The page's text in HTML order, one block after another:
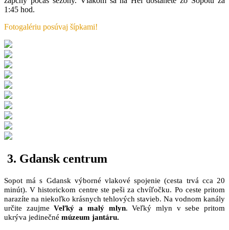
1:45 hod.
Fotogalériu posúvaj šípkami!
3. Gdansk centrum
Sopot má s Gdansk výborné vlakové spojenie (cesta trvá cca 20
minút). V historickom centre ste peši za chvíľočku. Po ceste pritom
narazíte na niekoľko krásnych tehlových stavieb. Na vodnom kanály
určite zaujmeVeľký a malý mlyn. Veľký mlyn v sebe pritom
ukrýva jedinečné múzeum jantáru.